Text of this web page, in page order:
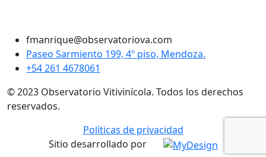
fmanrique@observatoriova.com
Paseo Sarmiento 199, 4º piso, Mendoza.
+54 261 4678061
© 2023 Observatorio Vitivinícola. Todos los derechos
reservados.
Políticas de privacidad
Sitio desarrollado por